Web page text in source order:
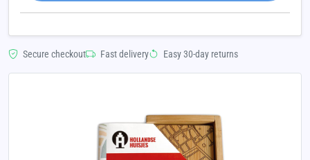
Secure checkout Fast delivery Easy 30-day returns